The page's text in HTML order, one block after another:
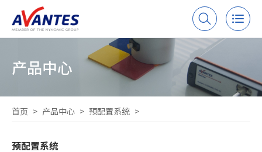
产品中心
首页 > 产品中心 > 预配置系统 >
预配置系统